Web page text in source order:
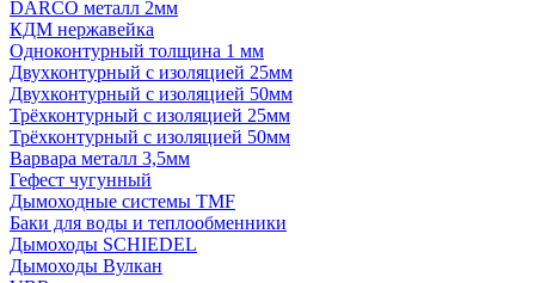
DARCO металл 2мм
КДМ нержавейка
Одноконтурный толщина 1 мм
Двухконтурный с изоляцией 25мм
Двухконтурный с изоляцией 50мм
Трёхконтурный с изоляцией 25мм
Трёхконтурный с изоляцией 50мм
Варвара металл 3,5мм
Гефест чугунный
Дымоходные системы TMF
Баки для воды и теплообменники
Дымоходы SCHIEDEL
Дымоходы Вулкан